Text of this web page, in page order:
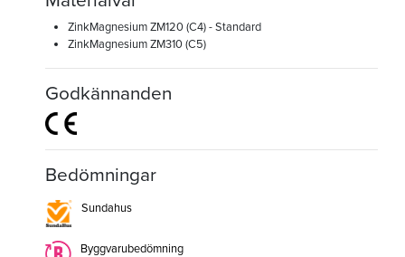
ZinkMagnesium ZM120 (C4) - Standard
ZinkMagnesium ZM310 (C5)
Godkännanden
Bedömningar
Sundahus
Byggvarubedömning